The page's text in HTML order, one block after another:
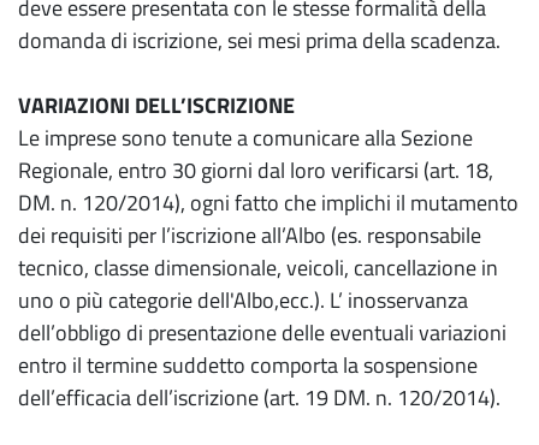
deve essere presentata con le stesse formalità della
domanda di iscrizione, sei mesi prima della scadenza.
VARIAZIONI DELL’ISCRIZIONE
Le imprese sono tenute a comunicare alla Sezione
Regionale, entro 30 giorni dal loro verificarsi (art. 18,
DM. n. 120/2014), ogni fatto che implichi il mutamento
dei requisiti per l’iscrizione all’Albo (es. responsabile
tecnico, classe dimensionale, veicoli, cancellazione in
uno o più categorie dell'Albo,ecc.). L’ inosservanza
dell’obbligo di presentazione delle eventuali variazioni
entro il termine suddetto comporta la sospensione
dell’efficacia dell’iscrizione (art. 19 DM. n. 120/2014).